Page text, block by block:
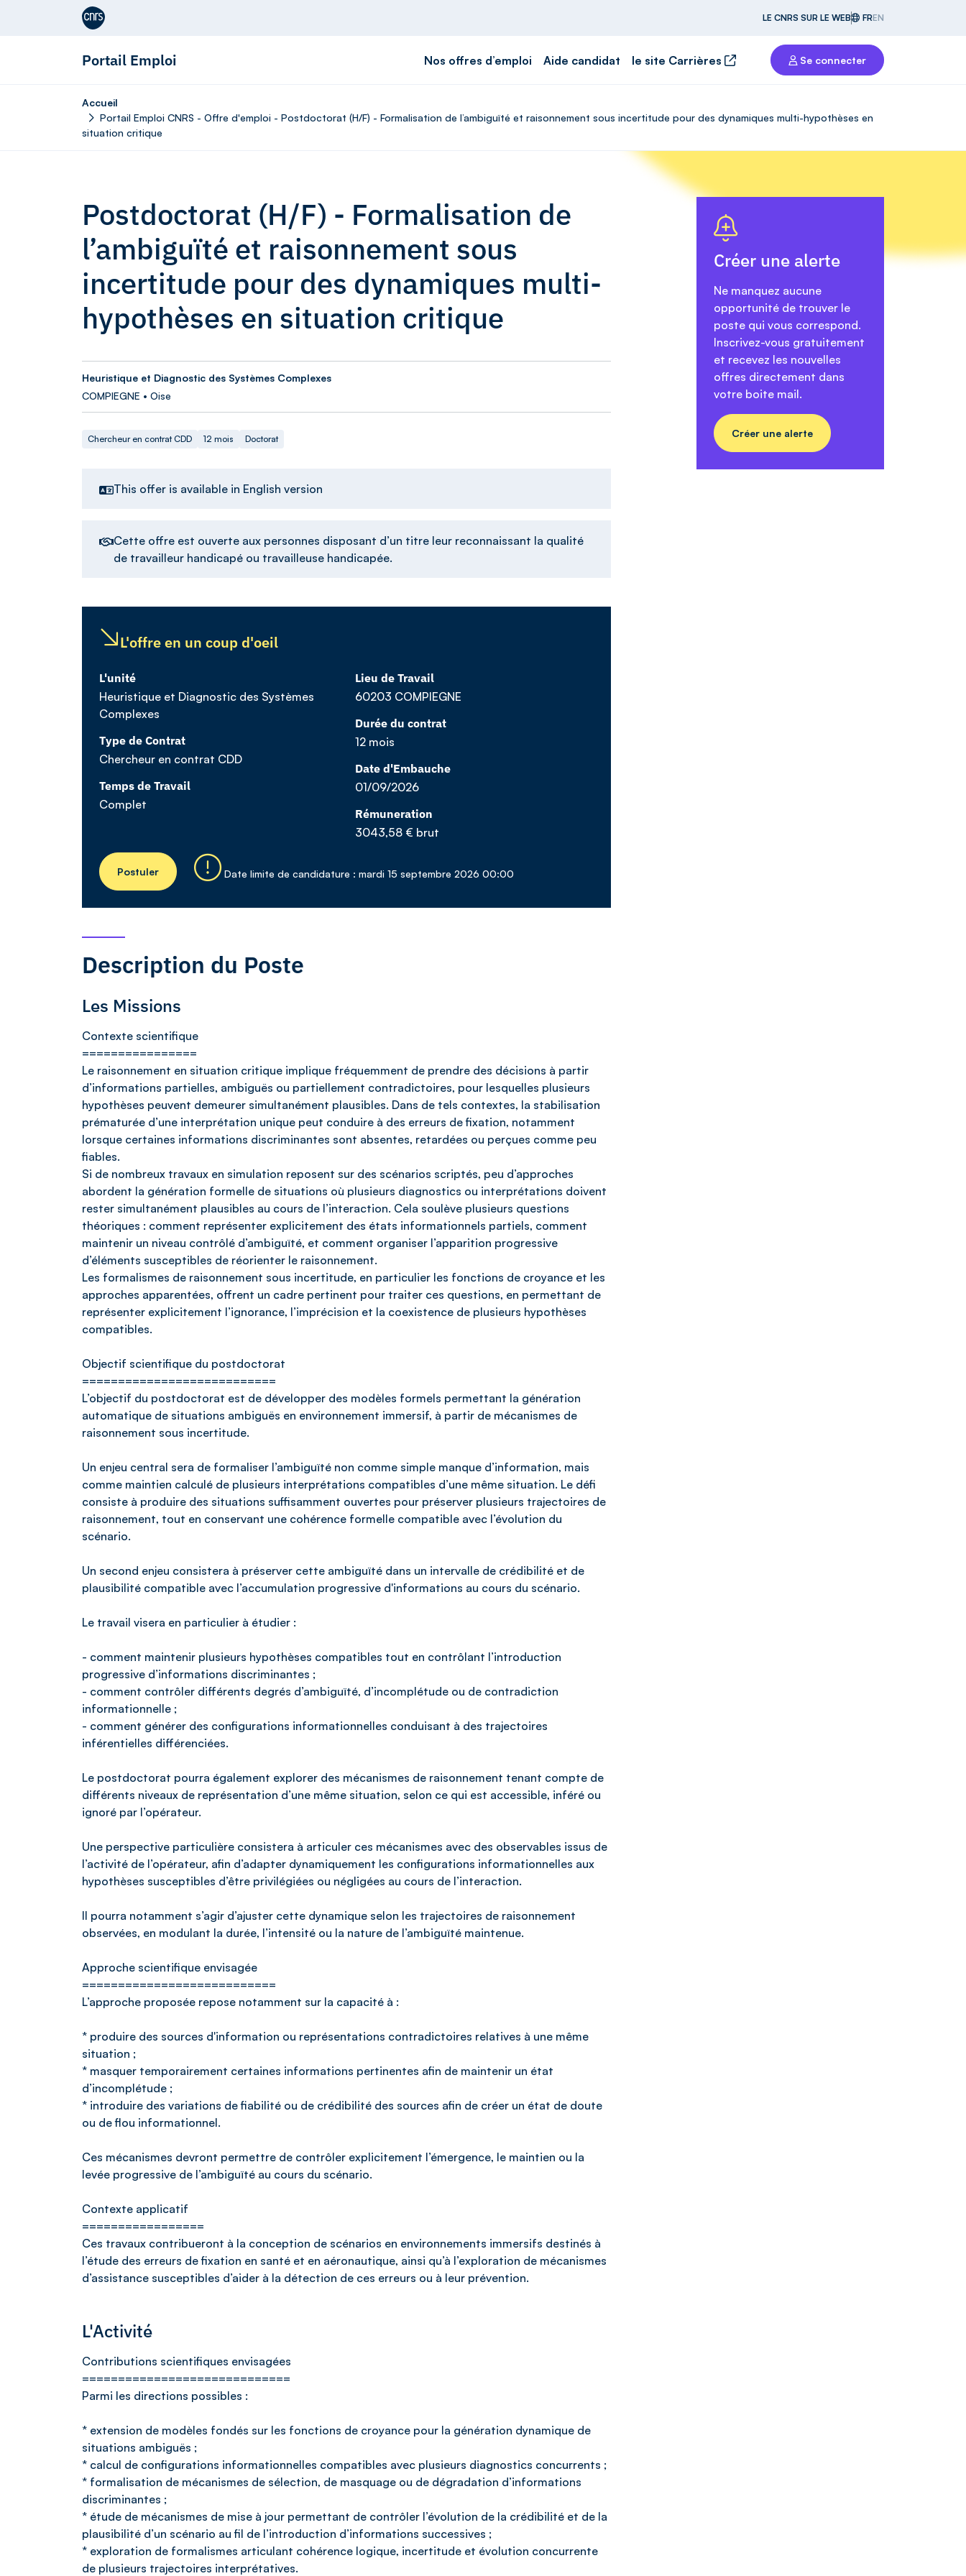
Aller au contenu
LE CNRS SUR LE WEB FREN
Portail Emploi Nos offres d’emploi Aide candidat le site Carrières Se connecter
Accueil
Portail Emploi CNRS - Offre d'emploi - Postdoctorat (H/F) - Formalisation de l’ambiguïté et raisonnement sous incertitude pour des dynamiques multi-hypothèses en
situation critique
Postdoctorat (H/F) - Formalisation de
l’ambiguïté et raisonnement sous
incertitude pour des dynamiques multi-
hypothèses en situation critique
Heuristique et Diagnostic des Systèmes Complexes
COMPIEGNE • Oise
Chercheur en contrat CDD 12 mois Doctorat
This offer is available in English version
Cette offre est ouverte aux personnes disposant d’un titre leur reconnaissant la qualité
de travailleur handicapé ou travailleuse handicapée.
L'offre en un coup d'oeil
L'unité
Heuristique et Diagnostic des Systèmes
Complexes
Type de Contrat
Chercheur en contrat CDD
Temps de Travail
Complet
Lieu de Travail
60203 COMPIEGNE
Durée du contrat
12 mois
Date d'Embauche
01/09/2026
Rémuneration
3043,58 € brut
Postuler Date limite de candidature : mardi 15 septembre 2026 00:00
Description du Poste
Les Missions
Contexte scientifique
================
Le raisonnement en situation critique implique fréquemment de prendre des décisions à partir
d’informations partielles, ambiguës ou partiellement contradictoires, pour lesquelles plusieurs
hypothèses peuvent demeurer simultanément plausibles. Dans de tels contextes, la stabilisation
prématurée d’une interprétation unique peut conduire à des erreurs de fixation, notamment
lorsque certaines informations discriminantes sont absentes, retardées ou perçues comme peu
fiables.
Si de nombreux travaux en simulation reposent sur des scénarios scriptés, peu d’approches
abordent la génération formelle de situations où plusieurs diagnostics ou interprétations doivent
rester simultanément plausibles au cours de l’interaction. Cela soulève plusieurs questions
théoriques : comment représenter explicitement des états informationnels partiels, comment
maintenir un niveau contrôlé d’ambiguïté, et comment organiser l’apparition progressive
d’éléments susceptibles de réorienter le raisonnement.
Les formalismes de raisonnement sous incertitude, en particulier les fonctions de croyance et les
approches apparentées, offrent un cadre pertinent pour traiter ces questions, en permettant de
représenter explicitement l’ignorance, l’imprécision et la coexistence de plusieurs hypothèses
compatibles.
Objectif scientifique du postdoctorat
===========================
L’objectif du postdoctorat est de développer des modèles formels permettant la génération
automatique de situations ambiguës en environnement immersif, à partir de mécanismes de
raisonnement sous incertitude.
Un enjeu central sera de formaliser l’ambiguïté non comme simple manque d’information, mais
comme maintien calculé de plusieurs interprétations compatibles d’une même situation. Le défi
consiste à produire des situations suffisamment ouvertes pour préserver plusieurs trajectoires de
raisonnement, tout en conservant une cohérence formelle compatible avec l’évolution du
scénario.
Un second enjeu consistera à préserver cette ambiguïté dans un intervalle de crédibilité et de
plausibilité compatible avec l’accumulation progressive d'informations au cours du scénario.
Le travail visera en particulier à étudier :
- comment maintenir plusieurs hypothèses compatibles tout en contrôlant l’introduction
progressive d’informations discriminantes ;
- comment contrôler différents degrés d’ambiguïté, d’incomplétude ou de contradiction
informationnelle ;
- comment générer des configurations informationnelles conduisant à des trajectoires
inférentielles différenciées.
Le postdoctorat pourra également explorer des mécanismes de raisonnement tenant compte de
différents niveaux de représentation d’une même situation, selon ce qui est accessible, inféré ou
ignoré par l’opérateur.
Une perspective particulière consistera à articuler ces mécanismes avec des observables issus de
l’activité de l’opérateur, afin d’adapter dynamiquement les configurations informationnelles aux
hypothèses susceptibles d’être privilégiées ou négligées au cours de l’interaction.
Il pourra notamment s’agir d’ajuster cette dynamique selon les trajectoires de raisonnement
observées, en modulant la durée, l’intensité ou la nature de l’ambiguïté maintenue.
Approche scientifique envisagée
===========================
L’approche proposée repose notamment sur la capacité à :
* produire des sources d'information ou représentations contradictoires relatives à une même
situation ;
* masquer temporairement certaines informations pertinentes afin de maintenir un état
d’incomplétude ;
* introduire des variations de fiabilité ou de crédibilité des sources afin de créer un état de doute
ou de flou informationnel.
Ces mécanismes devront permettre de contrôler explicitement l’émergence, le maintien ou la
levée progressive de l’ambiguïté au cours du scénario.
Contexte applicatif
=================
Ces travaux contribueront à la conception de scénarios en environnements immersifs destinés à
l’étude des erreurs de fixation en santé et en aéronautique, ainsi qu’à l’exploration de mécanismes
d’assistance susceptibles d’aider à la détection de ces erreurs ou à leur prévention.
L'Activité
Contributions scientifiques envisagées
=============================
Parmi les directions possibles :
* extension de modèles fondés sur les fonctions de croyance pour la génération dynamique de
situations ambiguës ;
* calcul de configurations informationnelles compatibles avec plusieurs diagnostics concurrents ;
* formalisation de mécanismes de sélection, de masquage ou de dégradation d’informations
discriminantes ;
* étude de mécanismes de mise à jour permettant de contrôler l’évolution de la crédibilité et de la
plausibilité d’un scénario au fil de l’introduction d’informations successives ;
* exploration de formalismes articulant cohérence logique, incertitude et évolution concurrente
de plusieurs trajectoires interprétatives.
Créer une alerte
Ne manquez aucune
opportunité de trouver le
poste qui vous correspond.
Inscrivez-vous gratuitement
et recevez les nouvelles
offres directement dans
votre boite mail.
Créer une alerte